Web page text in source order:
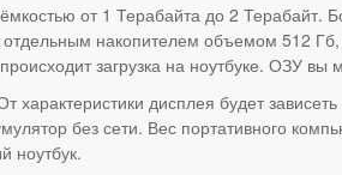
от 1 Терабайта до 2 Терабайт.
отдельным накопителем объемом 512
загрузка на ноутбуке. ОЗУ
дисплея будет
без сети. Вес портативного
ноутбук.